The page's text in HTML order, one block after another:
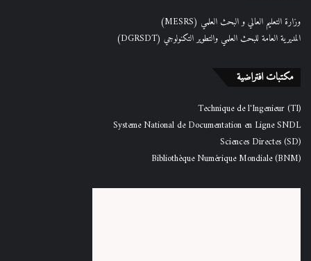
وزارة التعليم العالي و البحث العلمي (MESRS)
المديرية العامة للبحث العلمي والتطوير التكنولوجي (DGRSDT)
مكتبات افتراضية
Technique de l'Ingenieur (TI)
Systeme National de Documentation en Ligne SNDL
Sciences Directes (SD)
Bibliothèque Numérique Mondiale (BNM)